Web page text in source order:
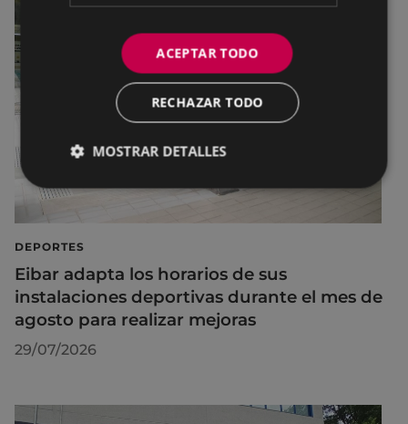
DEPORTES
Eibar adapta los horarios de sus
instalaciones deportivas durante el mes de
agosto para realizar mejoras
29/07/2026
ACEPTAR TODO
RECHAZAR TODO
MOSTRAR DETALLES